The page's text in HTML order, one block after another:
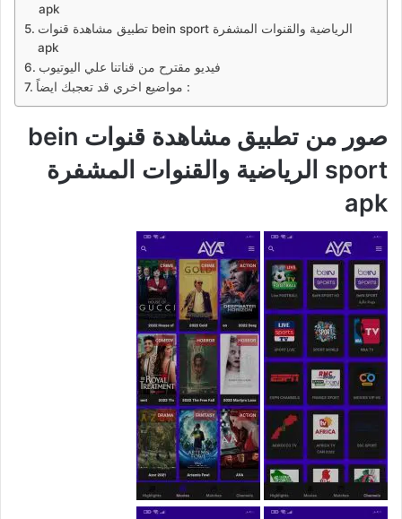
apk
تطبيق مشاهدة قنوات bein sport الرياضية والقنوات المشفرة
apk
فيديو مقترح من قناتنا علي اليوتيوب
مواضيع اخري قد تعجبك ايضاً :
صور من تطبيق مشاهدة قنوات bein
sport الرياضية والقنوات المشفرة
apk